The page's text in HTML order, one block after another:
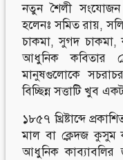
নতুন শৈলী সংযোজন
হলেনঃ সমিত রায়,
চাকমা, সুগদ চাকমা,
আধুনিক কবিতার
মানুষগুলোকে
বিচ্ছিন্ন সত্তাটি খুব
১৮৫৭ খ্রিষ্টাব্দে
মাল বা ক্লেদজ কুসুম
আধুনিক কাব্যাবলির